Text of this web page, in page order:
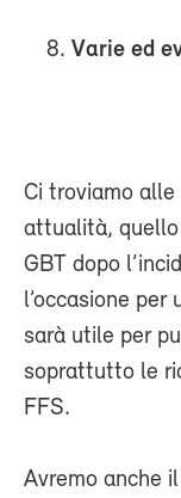
Varie ed
Ci troviamo
attualità, quello
GBT dopo
l’occasione per
sarà utile per
soprattutto le
FFS.
Avremo anche